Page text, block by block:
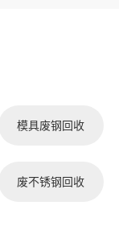
模具废钢回收
废不锈钢回收